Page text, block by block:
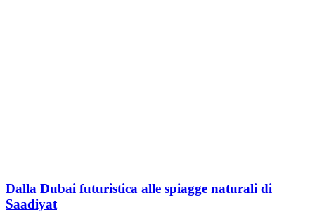
Dalla Dubai futuristica alle spiagge naturali di
Saadiyat